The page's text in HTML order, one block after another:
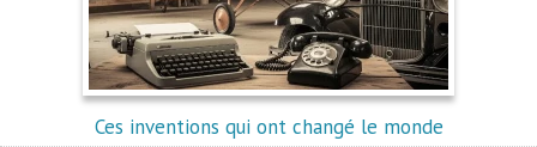
Ces inventions qui ont changé le monde